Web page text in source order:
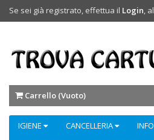
Se sei già registrato, effettua il Login,
Carrello (Vuoto)
IGIENE CANCELLERIA